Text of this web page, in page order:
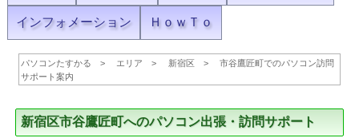
インフォメーション ＨｏｗＴｏ
パソコンたすかる エリア 新宿区
市谷鷹匠町でのパソコン訪問
サポート案内
新宿区市谷鷹匠町へのパソコン出張・訪問サポート